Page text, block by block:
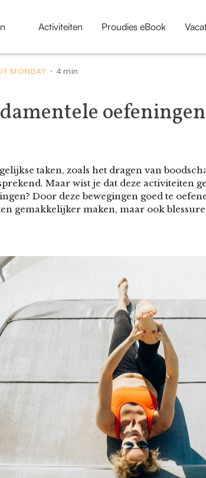
Activiteiten Proudies eBook
MONDAY • 4 min
taken, zoals het dragen van
Maar wist je dat deze activiteiten
Door deze bewegingen goed te
gemakkelijker maken, maar ook